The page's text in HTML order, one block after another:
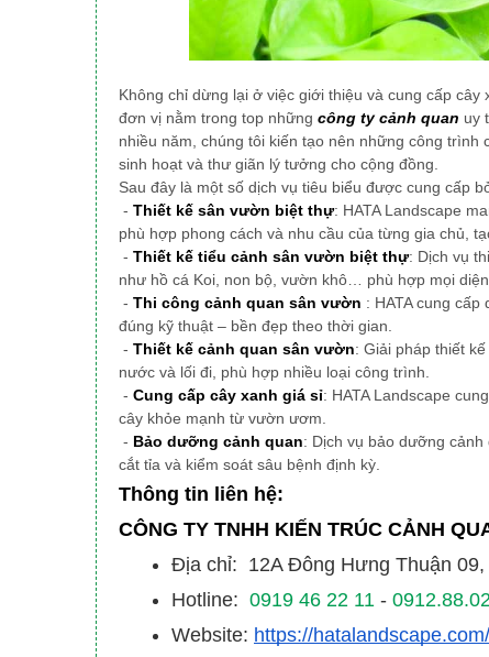
Không chỉ dừng lại ở việc giới thiệu và cung cấp
đơn vị nằm trong top những công ty cảnh quan uy
nhiều năm, chúng tôi kiến tạo nên những công trình
sinh hoạt và thư giãn lý tưởng cho cộng đồng.
Sau đây là một số dịch vụ tiêu biểu được cung cấp
- Thiết kế sân vườn biệt thự: HATA Landscape
phù hợp phong cách và nhu cầu của từng gia chủ,
- Thiết kế tiểu cảnh sân vườn biệt thự: Dịch vụ
như hồ cá Koi, non bộ, vườn khô… phù hợp mọi diện
- Thi công cảnh quan sân vườn : HATA cung
đúng kỹ thuật – bền đẹp theo thời gian.
- Thiết kế cảnh quan sân vườn: Giải pháp thiết
nước và lối đi, phù hợp nhiều loại công trình.
- Cung cấp cây xanh giá sỉ: HATA Landscape
cây khỏe mạnh từ vườn ươm.
- Bảo dưỡng cảnh quan: Dịch vụ bảo dưỡng
cắt tỉa và kiểm soát sâu bệnh định kỳ.
Thông tin liên hệ:
CÔNG TY TNHH KIẾN TRÚC CẢNH
Địa chỉ: 12A Đông Hưng Thuận
Hotline: 0919 46 22 11 -
Website: https://hatalandscape.com/